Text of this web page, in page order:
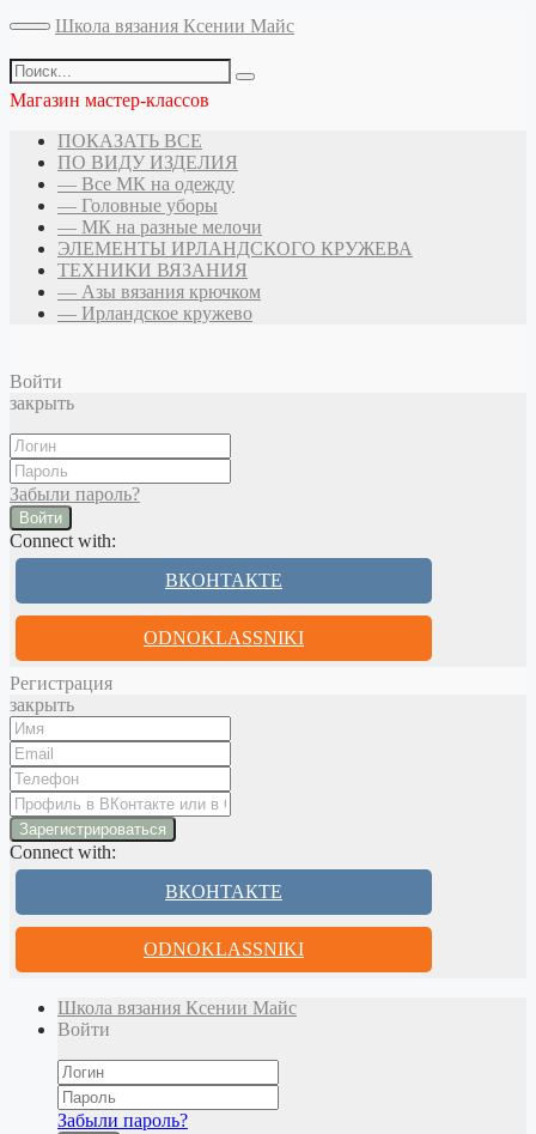
Школа вязания Ксении Майс
Магазин мастер-классов
ПОКАЗАТЬ ВСЕ
ПО ВИДУ ИЗДЕЛИЯ
— Все МК на одежду
— Головные уборы
— МК на разные мелочи
ЭЛЕМЕНТЫ ИРЛАНДСКОГО КРУЖЕВА
ТЕХНИКИ ВЯЗАНИЯ
— Азы вязания крючком
— Ирландское кружево
Войти
закрыть
Забыли пароль?
Войти
Connect with:
ВКОНТАКТЕ
ODNOKLASSNIKI
Регистрация
закрыть
Connect with:
ВКОНТАКТЕ
ODNOKLASSNIKI
Школа вязания Ксении Майс
Войти
Забыли пароль?